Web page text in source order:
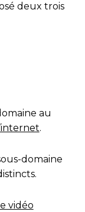
deux trois
au
.
domaine
vidéo